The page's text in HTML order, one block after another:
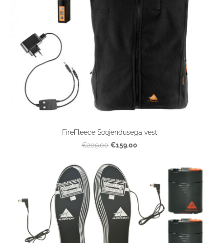
FireFleece Soojendusega vest
€209.00 €159.00